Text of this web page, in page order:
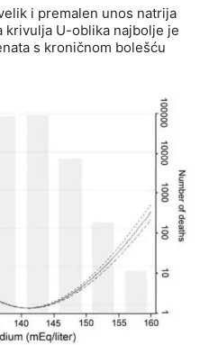
i premalen unos natrija
krivulja U-oblika najbolje je
s kroničnom bolešću